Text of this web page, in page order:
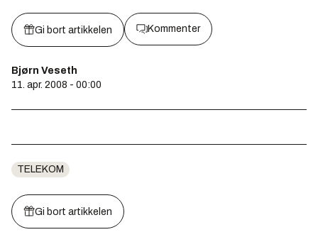
Gi bort artikkelen Kommenter
Bjørn Veseth
11. apr. 2008 - 00:00
TELEKOM
Gi bort artikkelen